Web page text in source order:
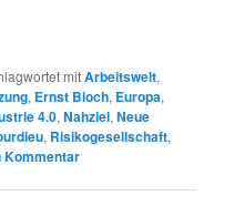
mitArbeitswelt,
, Ernst Bloch, Europa,
4.0,Nahziel,Neue
, Risikogesellschaft,
Kommentar